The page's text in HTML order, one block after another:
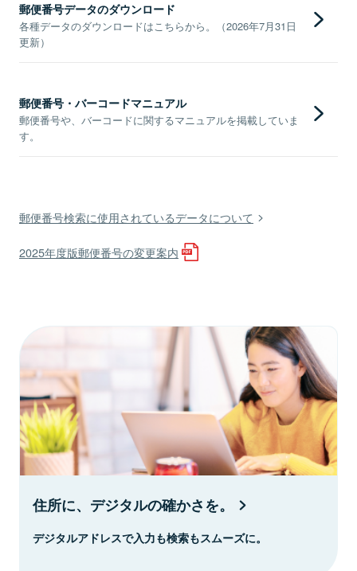
郵便番号データのダウンロード
各種データのダウンロードはこちらから。（2026年7月31日
更新）
郵便番号・バーコードマニュアル
郵便番号や、バーコードに関するマニュアルを掲載していま
す。
郵便番号検索に使用されているデータについて
2025年度版郵便番号の変更案内
住所に、デジタルの確かさを。
デジタルアドレスで入力も検索もスムーズに。